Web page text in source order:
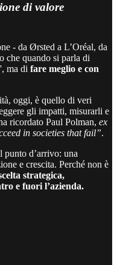
di valore
- da Ørsted a L’Oréal, da
che quando si parla di
ma di fare meglio e con
oggi, è quello di veri
gli impatti, misurarli e
ricordato Paul Polman, ex
in societies that fail”.
punto d’arrivo: una
e crescita. Perché non è
strategica,
e fuori l’azienda.